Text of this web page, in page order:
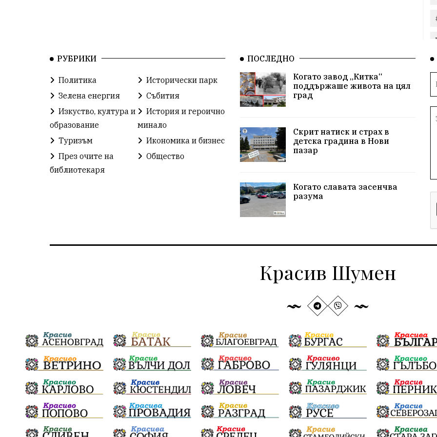
РУБРИКИ
Политика
Исторически парк
Зелена енергия
Събития
Изкуство, култура и
образование
История и героично
минало
Туризъм
Икономика и бизнес
През очите на
библиотекаря
Общество
ПОСЛЕДНО
Когато завод „Китка“
поддържаше живота на цял
град
Скрит натиск и страх в
детска градина в Нови
пазар
Когато славата засенчва
разума
Красив Шумен